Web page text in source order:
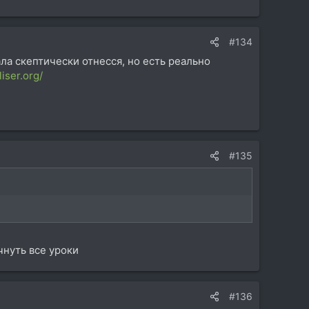
#134
скептически отнесся, но есть реально
#135
все уроки
#136